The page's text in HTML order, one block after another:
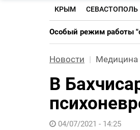
КРЫМ СЕВАСТОПОЛЬ
Особый режим работы
Новости
В
04/07/2021 - 14:25